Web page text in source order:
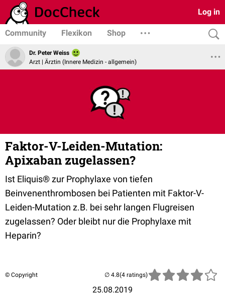
Log in
Community Flexikon Shop
Dr. Peter Weiss
Arzt | Ärztin (Innere Medizin - allgemein)
Faktor-V-Leiden-Mutation:
Apixaban zugelassen?
Ist Eliquis® zur Prophylaxe von tiefen
Beinvenenthrombosen bei Patienten mit Faktor-V-
Leiden-Mutation z.B. bei sehr langen Flugreisen
zugelassen? Oder bleibt nur die Prophylaxe mit
Heparin?
© Copyright
25.08.2019
(4 ratings)